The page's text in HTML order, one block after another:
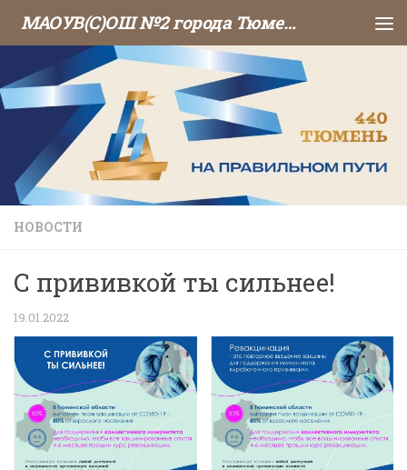
Перейти к содержимому МАОУВ(С)ОШ №2 города Тюмени
НОВОСТИ
С прививкой ты сильнее!
19.01.2022